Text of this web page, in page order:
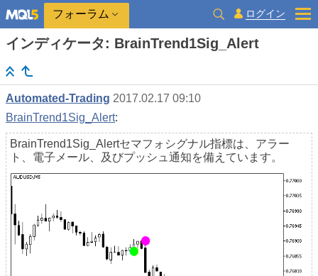
フォーラム ログイン
インディケータ: BrainTrend1Sig_Alert
Automated-Trading 2017.02.17 09:10
BrainTrend1Sig_Alert:
BrainTrend1Sig_Alertセマフォシグナル指標は、アラー
ト、電子メール、及びプッシュ通知を備えています。